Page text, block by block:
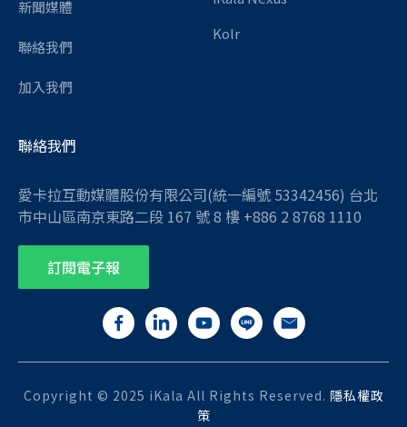
新聞媒體
聯絡我們
加入我們
Kolr
聯絡我們
愛卡拉互動媒體股份有限公司(統一編號 53342456) 台北
市中山區南京東路二段 167 號 8 樓 +886 2 8768 1110
訂閱電子報
Copyright © 2025 iKala All Rights Reserved. 隱私權政
策